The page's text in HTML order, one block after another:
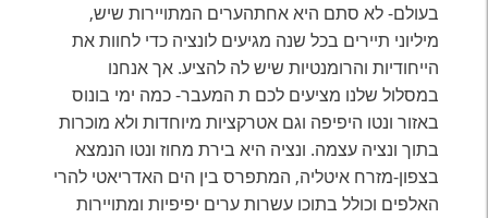
בעולם- לא סתם היא אחתהערים המתויירות שיש,
מיליוני תיירים בכל שנה מגיעים לונציה כדי לחוות את
הייחודיות והרומנטיות שיש לה להציע. אך אנחנו
במסלול שלנו מציעים לכם ת המעבר- כמה ימי בונוס
באזור ונטו היפיפה וגם אטרקציות מיוחדות ולא מוכרות
בתוך ונציה עצמה. ונציה היא בירת מחוז ונטו הנמצא
בצפון-מזרח איטליה, המתפרס בין הים האדריאטי להרי
האלפים וכולל בתוכו עשרות ערים יפיפיות ומתויירות